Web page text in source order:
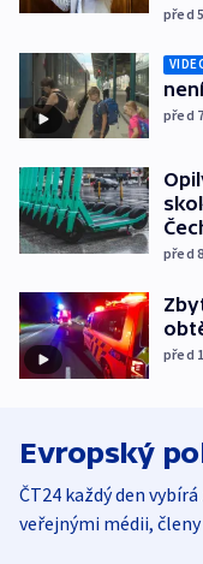
před
před
před
před
Evropský
ČT24 každý den
veřejnými médii, členy